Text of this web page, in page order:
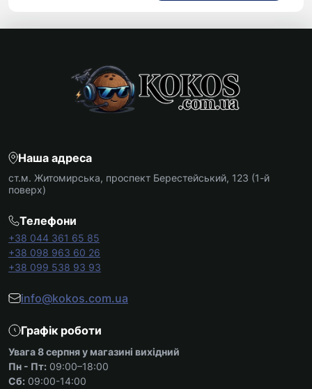
Наша адреса
ст.м. Житомирська, проспект Берестейський, 123 (1-й
поверх)
Телефони
+38 044 361 65 85
+38 098 963 60 26
+38 099 538 93 93
info@kokos.com.ua
Графік роботи
Увага 8 серпня у магазині вихідний
Пн - Пт: 09:00–18:00
Сб: 09:00-14:00